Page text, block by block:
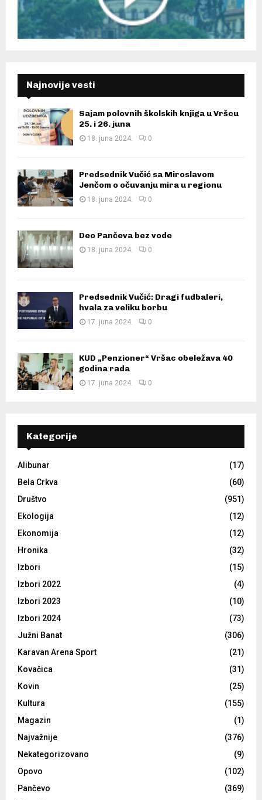
Najnovije vesti
Sajam polovnih školskih knjiga u Vršcu
25. i 26. juna
18. juna 2024. 0
Predsednik Vučić sa Miroslavom
Jenčom o očuvanju mira u regionu
18. juna 2024. 0
Deo Pančeva bez vode
18. juna 2024. 0
Predsednik Vučić: Dragi fudbaleri,
hvala za veliku borbu
17. juna 2024. 0
KUD „Penzioner“ Vršac obeležava 40
godina rada
17. juna 2024. 0
Kategorije
Alibunar
(17)
Bela Crkva
(60)
Društvo
(951)
Ekologija
(12)
Ekonomija
(12)
Hronika
(32)
Izbori
(15)
Izbori 2022
(4)
Izbori 2023
(10)
Izbori 2024
(73)
Južni Banat
(306)
Karavan Arena Sport
(21)
Kovačica
(31)
Kovin
(25)
Kultura
(155)
Magazin
(1)
Najvažnije
(376)
Nekategorizovano
(9)
Opovo
(102)
Pančevo
(369)